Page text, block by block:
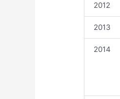
2012
2013
2014